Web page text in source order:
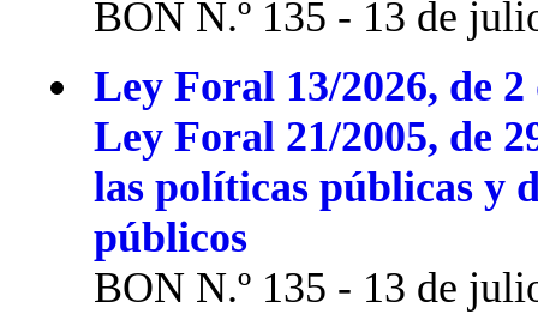
BON N.º 135 - 13 de
Ley Foral 13/2026, de
Ley Foral 21/2005, de
las políticas públicas y
públicos
BON N.º 135 - 13 de